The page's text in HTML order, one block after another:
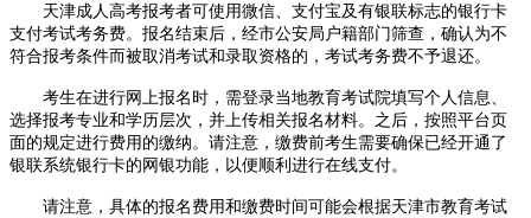
天津成人高考报考者可使用微信、支付宝及有银联标志的银行卡
支付考试考务费。报名结束后，经市公安局户籍部门筛查，确认为不
符合报考条件而被取消考试和录取资格的，考试考务费不予退还。
考生在进行网上报名时，需登录当地教育考试院填写个人信息、
选择报考专业和学历层次，并上传相关报名材料。之后，按照平台页
面的规定进行费用的缴纳。请注意，缴费前考生需要确保已经开通了
银联系统银行卡的网银功能，以便顺利进行在线支付。
请注意，具体的报名费用和缴费时间可能会根据天津市教育考试